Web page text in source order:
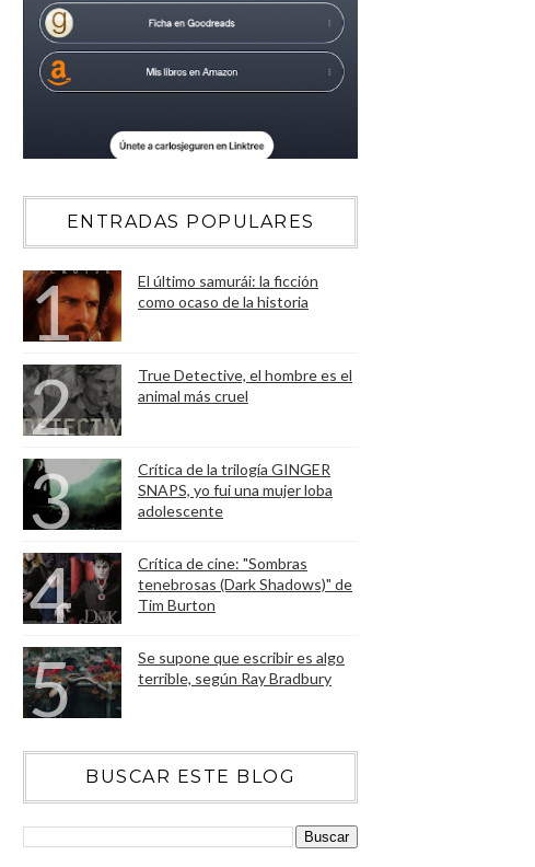
ENTRADAS POPULARES
El último samurái: la ficción
como ocaso de la historia
True Detective, el hombre es el
animal más cruel
Crítica de la trilogía GINGER
SNAPS, yo fui una mujer loba
adolescente
Crítica de cine: "Sombras
tenebrosas (Dark Shadows)" de
Tim Burton
Se supone que escribir es algo
terrible, según Ray Bradbury
BUSCAR ESTE BLOG